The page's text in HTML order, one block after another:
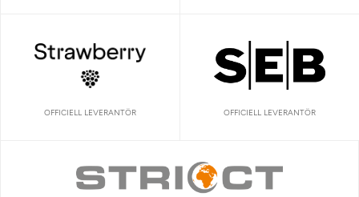
OFFICIELL LEVERANTÖR OFFICIELL LEVERANTÖR